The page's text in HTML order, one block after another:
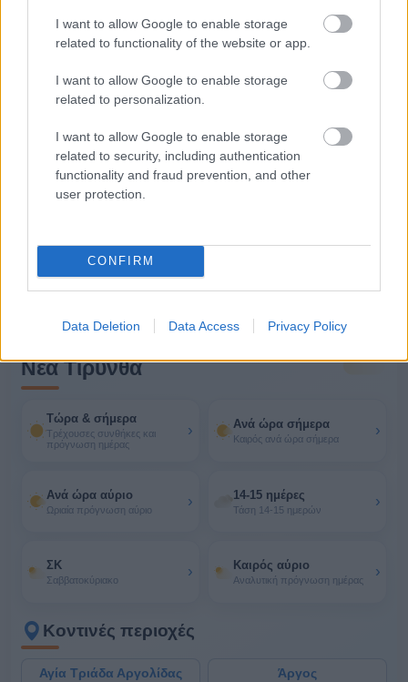
I want to allow Google to enable storage
related to functionality of the website or app.
I want to allow Google to enable storage
related to personalization.
I want to allow Google to enable storage
related to security, including authentication
functionality and fraud prevention, and other
user protection.
CONFIRM
Data Deletion Data Access Privacy Policy
12/08
22°/35°
Καθαρός καιρός
ΠΕΜ 25°/35°
5 bf
ΠΑΡ
14/08
24°/32°
22°/31°
Καθαρός καιρός
5 bf
Νέα Τίρυνθα
Τώρα & σήμερα
Τρέχουσες συνθήκες και
πρόγνωση ημέρας
› Ανά ώρα σήμερα
Καιρός ανά ώρα σήμερα ›
Ανά ώρα αύριο
Ωριαία πρόγνωση αύριο › 14-15 ημέρες
Τάση 14-15 ημερών ›
ΣΚ
Σαββατοκύριακο › Καιρός αύριο
Αναλυτική πρόγνωση ημέρας ›
Κοντινές περιοχές
Αγία Τριάδα Αργολίδας Άργος